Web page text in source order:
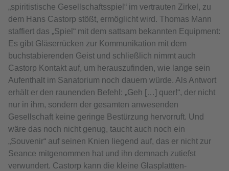
„spiritistische Gesellschaftsspiel“ im vertrauten Zirkel, zu
dem Hans Castorp stößt, ermöglicht wird. Thomas Mann
staffiert das „Spiel“ mit dem sattsam bekannten Equipment:
Es gibt Gläserrücken zur Kommunikation mit dem
buchstabierenden Geist und schließlich nimmt auch
Castorp Kontakt auf, um herauszufinden, wie lange sein
Aufenthalt im Sanatorium noch dauern würde. Als Antwort
erhält er den raunenden Befehl: „Geh […] quer!“, der nicht
nur in ihm, sondern der gesamten anwesenden
Gesellschaft keine geringe Bestürzung hervorruft. Und
wäre das noch nicht genug, taucht auch noch ein
„Souvenir“ auf seinen Knien liegend auf, das er nicht zur
Seance mitgenommen hat und ihn demnach zutiefst
verwundert. Castorp kann die kleine Glasplattten-